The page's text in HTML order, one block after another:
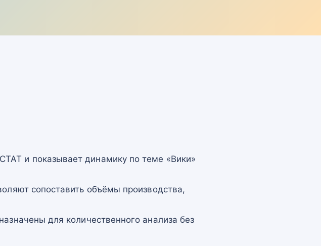
и показывает динамику по теме «Вики»
сопоставить объёмы производства,
для количественного анализа без